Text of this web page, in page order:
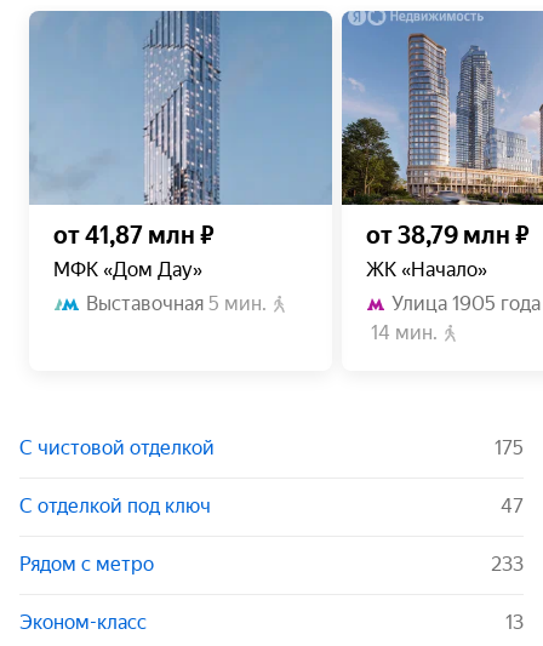
от 41,87 млн ₽
МФК «Дом Дау»
Выставочная 5 мин.
от 38,79 млн ₽
ЖК «Начало»
Улица 1905 года
14 мин.
С чистовой отделкой 175
С отделкой под ключ 47
Рядом с метро 233
Эконом-класс 13